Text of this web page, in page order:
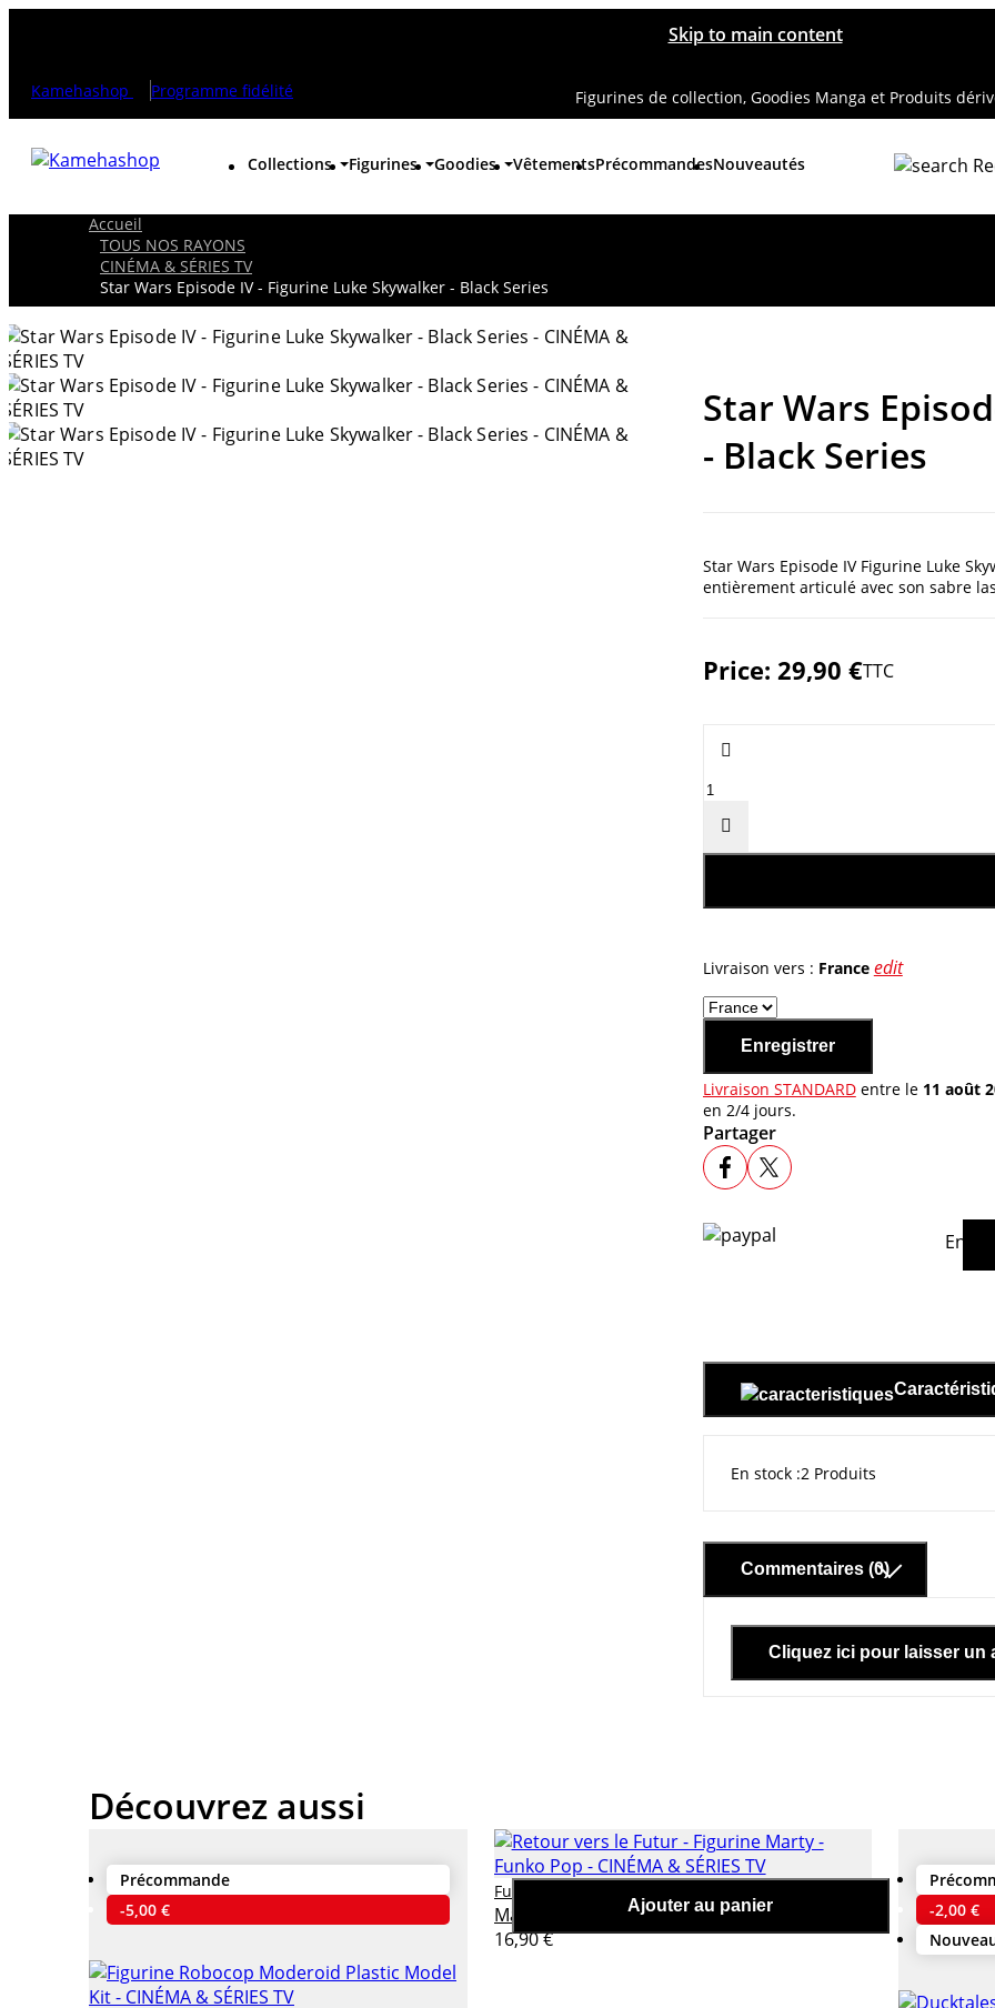
Skip to main content
Kamehashop Programme fidélité Figurines de collection, Goodies Manga et Produits
Collections Figurines Goodies VêtementsPrécommandesNouveautés
Accueil
TOUS NOS RAYONS
CINÉMA & SÉRIES TV
Star Wars Episode IV - Figurine Luke Skywalker - Black Series
Star Wars
- Black Series
Star Wars Episode IV Figurine Luke
entièrement articulé avec son sabre
Price: 29,90 €TTC


Livraison vers : France edit
Enregistrer
Livraison STANDARDentre le 11 août
en 2/4 jours.
Partager
En
En stock 2 Produits
Commentaires (0)
Cliquez ici pour laisser un
Découvrez aussi
Précommande
-5,00 €
Ajouter au panier
Funko pop
Marty - Funko Pop
16,90 €
-2,00 €